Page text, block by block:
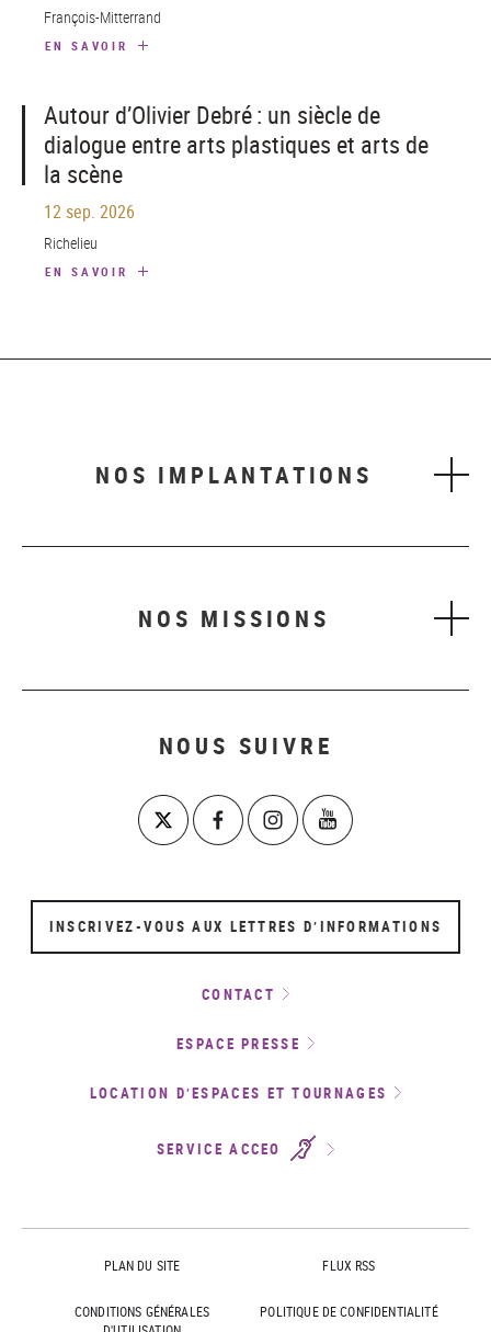
François-Mitterrand
EN SAVOIR
Autour d’Olivier Debré : un siècle de
dialogue entre arts plastiques et arts de
la scène
12 sep. 2026
Richelieu
EN SAVOIR
NOS IMPLANTATIONS
NOS MISSIONS
NOUS SUIVRE
INSCRIVEZ-VOUS AUX LETTRES D’INFORMATIONS
CONTACT
ESPACE PRESSE
LOCATION D’ESPACES ET TOURNAGES
SERVICE ACCEO
PLAN DU SITE FLUX RSS
CONDITIONS GÉNÉRALES
POLITIQUE DE CONFIDENTIALITÉ